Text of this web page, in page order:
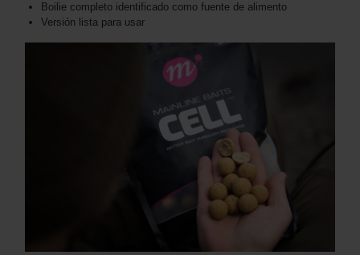
Boilie completo identificado como fuente de alimento
Versión lista para usar